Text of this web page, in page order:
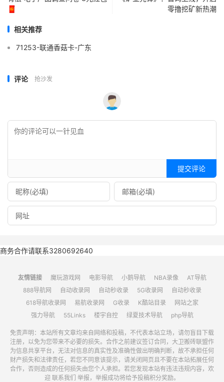
🧧
零撸挖矿新热潮
相关推荐
71253-联通香菇卡-广东
评论 抢沙发
提交评论
商务合作请联系3280692640
友情链接 魔玩游戏网 电影导航 小鹅导航 NBA录像
AT导航
888导航网
自动收录网 自动秒收录 5G收录网
自动秒收录
618导航收录网
易航收录网 G收录 K酷站目录
网站之家
强力导航
55Links 楼宇自控 绿夏技术导航 php导航
免责声明：本站所有文章均来自网络和投稿，不代表本站立场，请勿盲目下载
注册，以免为您带来不必要的损失。合作之前建议签订合同，大卫搬砖联盟作
为信息共享平台，无法对信息的真实性及准确性做出明确判断，故不承担任何
财产损失和法律责任，若您不同意该提示，请关闭网页且不要在本站拓展任何
合作，否则造成的任何损失由您个人承担。若您发现本站有违法违规内容，欢
迎 联系我们 举报，举报成功将给予投稿积分奖励。